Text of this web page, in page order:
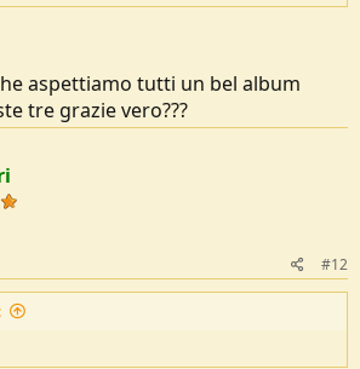
aspettiamo tutti un bel album
tre grazie vero???
#12